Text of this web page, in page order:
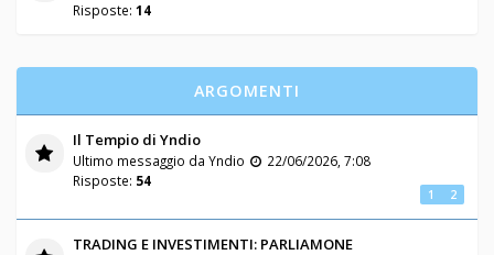
Risposte: 14
ARGOMENTI
Il Tempio di Yndio
Ultimo messaggio da Yndio
22/06/2026, 7:08
Risposte: 54
1 2
TRADING E INVESTIMENTI: PARLIAMONE